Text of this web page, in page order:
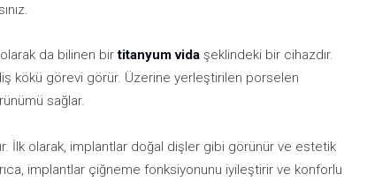
da bilinen birtitanyum vida şeklindeki bir cihazdır.
kökü görevi görür. Üzerine yerleştirilen porselen
sağlar.
İlk olarak, implantlar doğal dişler gibi görünür ve estetik
implantlar çiğneme fonksiyonunu iyileştirir ve konforlu